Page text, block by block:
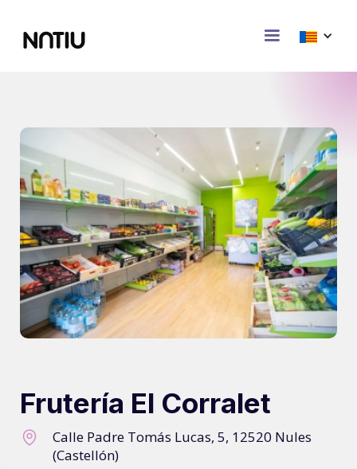
Frutería El Corralet
Calle Padre Tomás Lucas, 5, 12520 Nules
(Castellón)